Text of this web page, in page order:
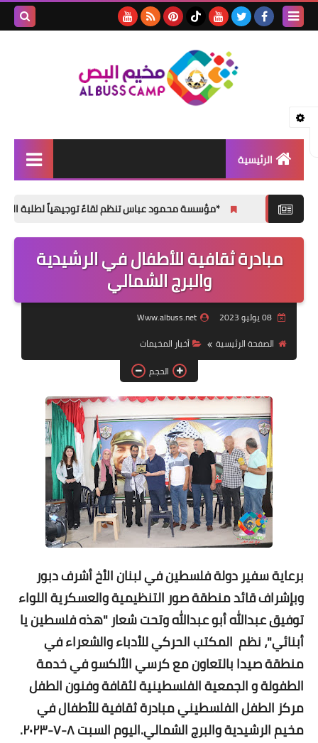
الرئيسية
تقارير
ثفافة و فنون
المناسبات الإجتماعية
*مؤسسة محمود عباس تنظم لقاءً توجيهياً لطلبة الثانوية العامة في
مبادرة ثقافية للأطفال في الرشيدية
والبرج الشمالي
08 يوليو 2023
Www.albuss.net
الصفحة الرئيسية
أخبار المخيمات
الحجم
برعاية سفير دولة فلسطين في لبنان الأخ أشرف دبور
وبإشراف قائد منطقة صور التنظيمية والعسكرية اللواء
توفيق عبدالله أبو عبدالله وتحت شعار "هذه فلسطين يا
أبنائي"، نظم المكتب الحركي للأدباء والشعراء في
منطقة صيدا بالتعاون مع كرسي الألكسو في خدمة
الطفولةو الجمعيةالفلسطينيةلثقافةوفنون الطفل
مركز الطفل الفلسطيني مبادرة ثقافية للأطفال في
مخيم الرشيدية والبرج الشمالي.اليوم السبت ٨-٧-٢٠٢٣.